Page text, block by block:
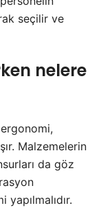
seçilir ve
nelere
Malzemelerin
da göz